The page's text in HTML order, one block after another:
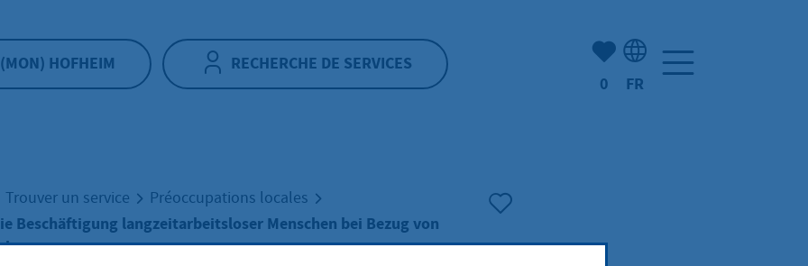
(MON) HOFHEIM RECHERCHE DE SERVICES
Nombre d'éléments mis en
0 FR
Trouver un service Préoccupations locales
Beschäftigung langzeitarbeitsloser Menschen bei Bezug von
beantragen